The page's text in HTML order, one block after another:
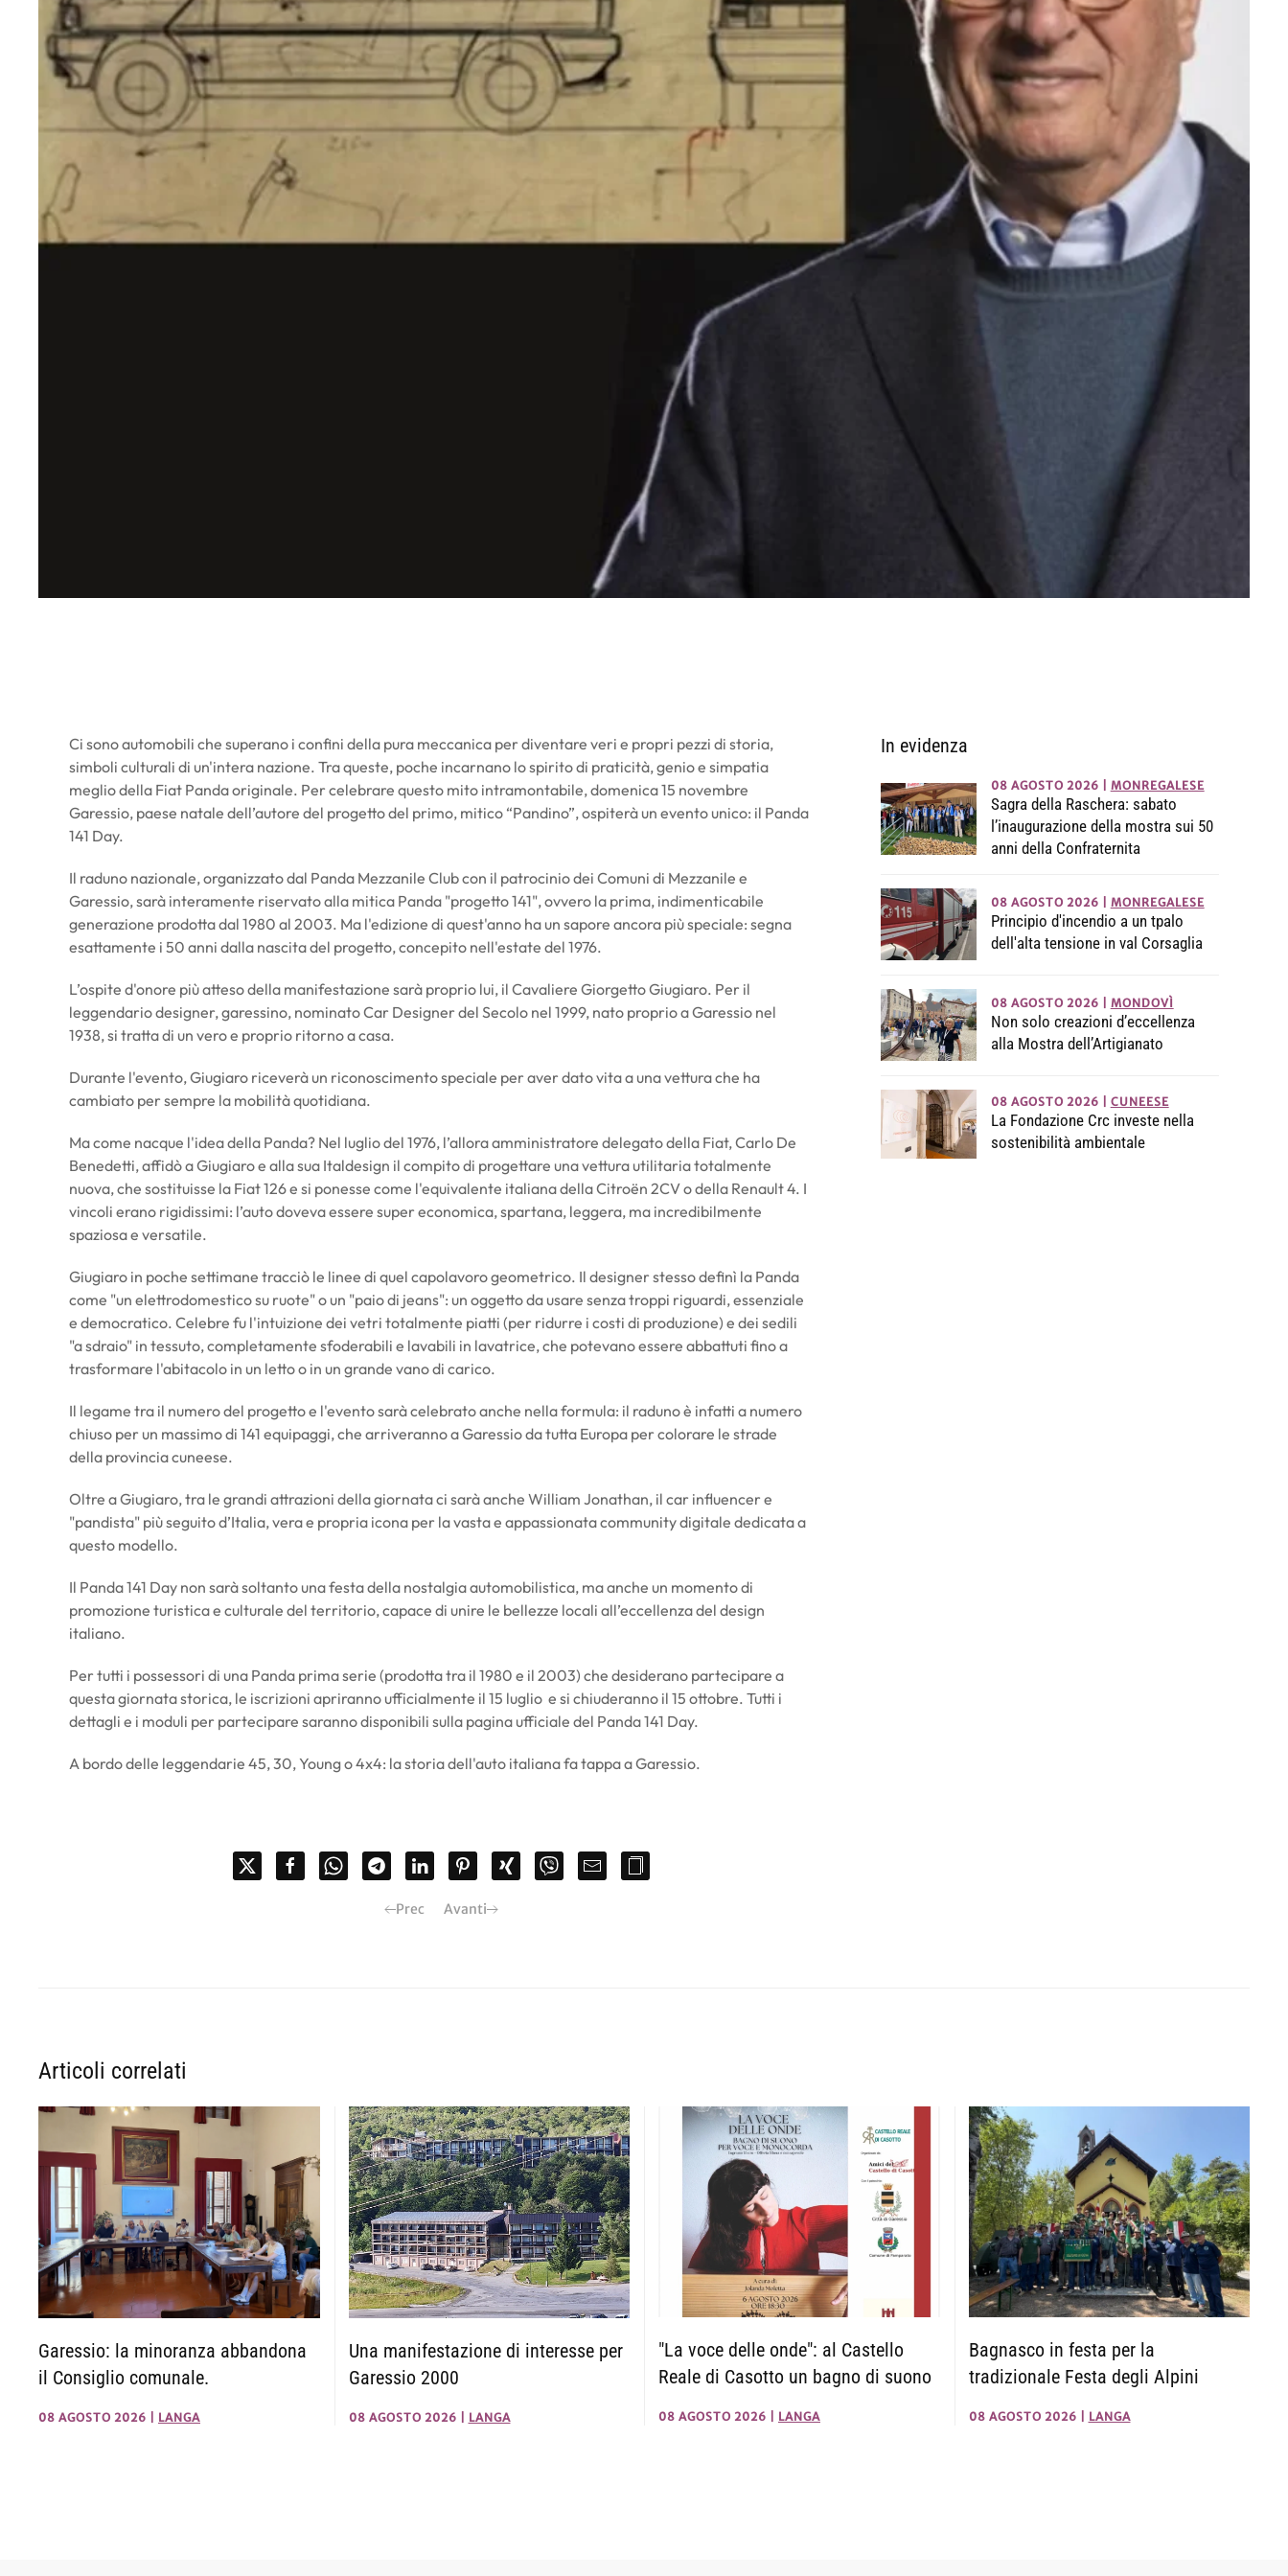
Ci sono automobili che superano i confini della pura meccanica per diventare veri e propri pezzi di storia,
simboli culturali di un'intera nazione. Tra queste, poche incarnano lo spirito di praticità, genio e simpatia
meglio della Fiat Panda originale. Per celebrare questo mito intramontabile, domenica 15 novembre
Garessio, paese natale dell’autore del progetto del primo, mitico “Pandino”, ospiterà un evento unico: il Panda
141 Day.
Il raduno nazionale, organizzato dal Panda Mezzanile Club con il patrocinio dei Comuni di Mezzanile e
Garessio, sarà interamente riservato alla mitica Panda "progetto 141", ovvero la prima, indimenticabile
generazione prodotta dal 1980 al 2003. Ma l'edizione di quest'anno ha un sapore ancora più speciale: segna
esattamente i 50 anni dalla nascita del progetto, concepito nell'estate del 1976.
L’ospite d'onore più atteso della manifestazione sarà proprio lui, il Cavaliere Giorgetto Giugiaro. Per il
leggendario designer, garessino, nominato Car Designer del Secolo nel 1999, nato proprio a Garessio nel
1938, si tratta di un vero e proprio ritorno a casa.
Durante l'evento, Giugiaro riceverà un riconoscimento speciale per aver dato vita a una vettura che ha
cambiato per sempre la mobilità quotidiana.
Ma come nacque l'idea della Panda? Nel luglio del 1976, l’allora amministratore delegato della Fiat, Carlo De
Benedetti, affidò a Giugiaro e alla sua Italdesign il compito di progettare una vettura utilitaria totalmente
nuova, che sostituisse la Fiat 126 e si ponesse come l'equivalente italiana della Citroën 2CV o della Renault 4. I
vincoli erano rigidissimi: l’auto doveva essere super economica, spartana, leggera, ma incredibilmente
spaziosa e versatile.
Giugiaro in poche settimane tracciò le linee di quel capolavoro geometrico. Il designer stesso definì la Panda
come "un elettrodomestico su ruote" o un "paio di jeans": un oggetto da usare senza troppi riguardi, essenziale
e democratico. Celebre fu l'intuizione dei vetri totalmente piatti (per ridurre i costi di produzione) e dei sedili
"a sdraio" in tessuto, completamente sfoderabili e lavabili in lavatrice, che potevano essere abbattuti fino a
trasformare l'abitacolo in un letto o in un grande vano di carico.
Il legame tra il numero del progetto e l'evento sarà celebrato anche nella formula: il raduno è infatti a numero
chiuso per un massimo di 141 equipaggi, che arriveranno a Garessio da tutta Europa per colorare le strade
della provincia cuneese.
Oltre a Giugiaro, tra le grandi attrazioni della giornata ci sarà anche William Jonathan, il car influencer e
"pandista" più seguito d’Italia, vera e propria icona per la vasta e appassionata community digitale dedicata a
questo modello.
Il Panda 141 Day non sarà soltanto una festa della nostalgia automobilistica, ma anche un momento di
promozione turistica e culturale del territorio, capace di unire le bellezze locali all’eccellenza del design
italiano.
Per tutti i possessori di una Panda prima serie (prodotta tra il 1980 e il 2003) che desiderano partecipare a
questa giornata storica, le iscrizioni apriranno ufficialmente il 15 luglio e si chiuderanno il 15 ottobre. Tutti i
dettagli e i moduli per partecipare saranno disponibili sulla pagina ufficiale del Panda 141 Day.
A bordo delle leggendarie 45, 30, Young o 4x4: la storia dell'auto italiana fa tappa a Garessio.
Prec Avanti
In evidenza
08 AGOSTO 2026 MONREGALESE
Sagra della Raschera: sabato
l’inaugurazione della mostra sui 50
anni della Confraternita
08 AGOSTO 2026 MONREGALESE
Principio d'incendio a un tpalo
dell'alta tensione in val Corsaglia
08 AGOSTO 2026 MONDOVÌ
Non solo creazioni d’eccellenza
alla Mostra dell’Artigianato
08 AGOSTO 2026 CUNEESE
La Fondazione Crc investe nella
sostenibilità ambientale
Articoli correlati
Garessio: la minoranza abbandona
il Consiglio comunale.
08 AGOSTO 2026 LANGA
Una manifestazione di interesse per
Garessio 2000
08 AGOSTO 2026 LANGA
"La voce delle onde": al Castello
Reale di Casotto un bagno di suono
08 AGOSTO 2026 LANGA
Bagnasco in festa per la
tradizionale Festa degli Alpini
08 AGOSTO 2026 LANGA